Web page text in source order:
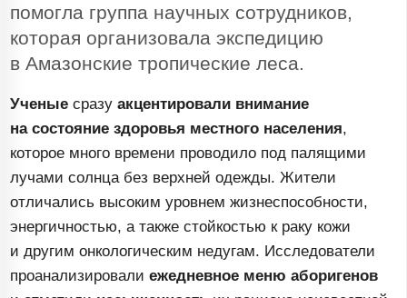
помогла группа научных сотрудников,
которая организовала экспедицию
в Амазонские тропические леса.
Ученые сразуакцентировали внимание
на состояние здоровья местного населения,
которое много времени проводило под палящими
лучами солнца без верхней одежды. Жители
отличались высоким уровнем жизнеспособности,
энергичностью, а также стойкостью к раку кожи
и другим онкологическим недугам. Исследователи
проанализировалиежедневное меню аборигенов